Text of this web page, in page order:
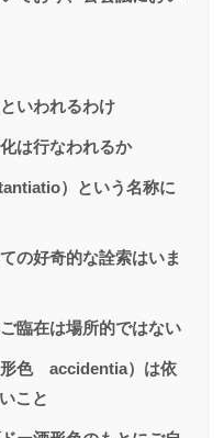
いわれるわけ
は行なわれるか
）という名称に
の好奇的な詮索はいま
臨在は場所的ではない
色 accidentia）は依
こと